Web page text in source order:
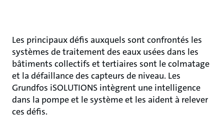
Les principaux défis auxquels sont confrontés les
systèmes de traitement des eaux usées dans les
bâtiments collectifs et tertiaires sont le colmatage
et la défaillance des capteurs de niveau. Les
Grundfos iSOLUTIONS intègrent une intelligence
dans la pompe et le système et les aident à relever
ces défis.